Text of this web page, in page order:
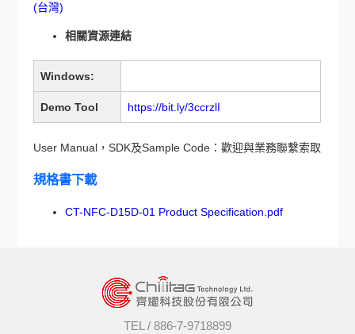
(台灣)
相關資源連結
Windows:
Demo Tool https://bit.ly/3ccrzlI
User Manual，SDK及Sample Code：歡迎與業務聯繫索取
規格書下載
CT-NFC-D15D-01 Product Specification.pdf
TEL / 886-7-9718899